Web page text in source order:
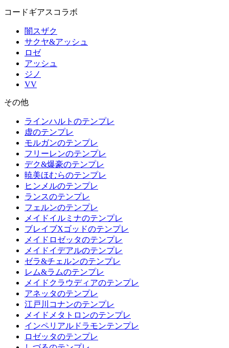
コードギアスコラボ
闇スザク
サクヤ&アッシュ
ロゼ
アッシュ
ジノ
VV
その他
ラインハルトのテンプレ
虚のテンプレ
モルガンのテンプレ
フリーレンのテンプレ
デク&爆豪のテンプレ
暁美ほむらのテンプレ
ヒンメルのテンプレ
ランスのテンプレ
フェルンのテンプレ
メイドイルミナのテンプレ
ブレイブXゴッドのテンプレ
メイドロゼッタのテンプレ
メイドイデアルのテンプレ
ゼラ&チェルンのテンプレ
レム&ラムのテンプレ
メイドクラウディアのテンプレ
アネッタのテンプレ
江戸川コナンのテンプレ
メイドメタトロンのテンプレ
インペリアルドラモンテンプレ
ロゼッタのテンプレ